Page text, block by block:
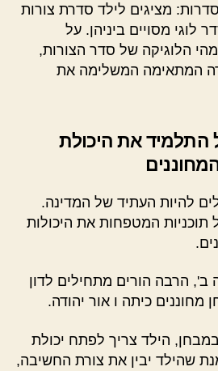
מציגים לילד סדרת צורות
לוגי מסויים ביניהן. על
הלוגיקה של סדר הצורות,
המתאימה המשלימה את
התלמיד את היכולת
להיות העתיד של המדינה.
תוכניות המטפחות את היכולות
ב', הרבה הורים מתחילים לדון
כיתה ו אור יהודה.
הילד צריך לפתח יכולת
שהילד יבין את צורת החשיבה,